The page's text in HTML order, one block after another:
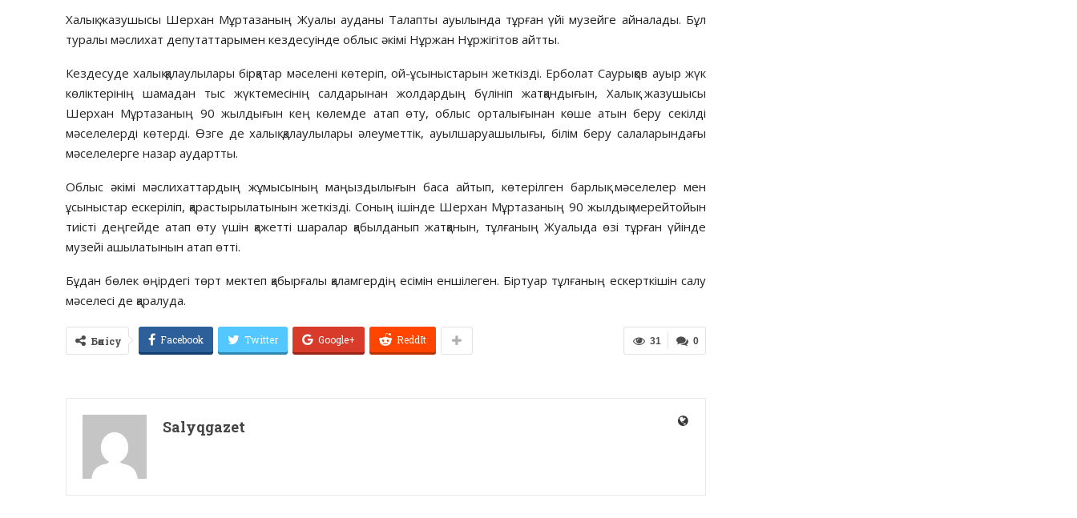
Халық жазушысы Шерхан Мұртазаның Жуалы ауданы Талапты ауылында тұрған үйі музейге айналады. Бұл
туралы мәслихат депутаттарымен кездесуінде облыс әкімі Нұржан Нұржігітов айтты.
Кездесуде халық қалаулылары бірқатар мәселені көтеріп, ой-ұсыныстарын жеткізді. Ерболат Саурықов ауыр жүк
көліктерінің шамадан тыс жүктемесінің салдарынан жолдардың бүлініп жатқандығын, Халық жазушысы
Шерхан Мұртазаның 90 жылдығын кең көлемде атап өту, облыс орталығынан көше атын беру секілді
мәселелерді көтерді. Өзге де халық қалаулылары әлеуметтік, ауылшаруашылығы, білім беру салаларындағы
мәселелерге назар аудартты.
Облыс әкімі мәслихаттардың жұмысының маңыздылығын баса айтып, көтерілген барлық мәселелер мен
ұсыныстар ескеріліп, қарастырылатынын жеткізді. Соның ішінде Шерхан Мұртазаның 90 жылдық мерейтойын
тиісті деңгейде атап өту үшін қажетті шаралар қабылданып жатқанын, тұлғаның Жуалыда өзі тұрған үйінде
музейі ашылатынын атап өтті.
Бұдан бөлек өңірдегі төрт мектеп қабырғалы қаламгердің есімін еншілеген. Біртуар тұлғаның ескерткішін салу
мәселесі де қаралуда.
0
31
Бөлісу Facebook Twitter Google+ ReddIt
Salyqgazet